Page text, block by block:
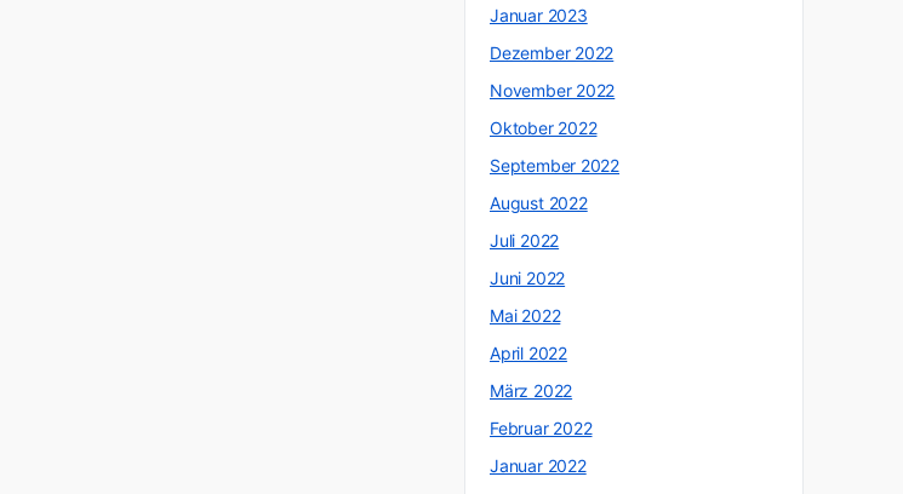
Januar 2023
Dezember 2022
November 2022
Oktober 2022
September 2022
August 2022
Juli 2022
Juni 2022
Mai 2022
April 2022
März 2022
Februar 2022
Januar 2022